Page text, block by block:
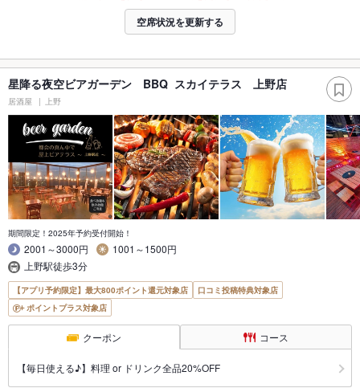
空席状況を更新する
星降る夜空ビアガーデン BBQ スカイテラス 上野店
居酒屋 上野
期間限定！2025年予約受付開始！
2001～3000円
1001～1500円
上野駅徒歩3分
【アプリ予約限定】最大800ポイント還元対象店
口コミ投稿特典対象店
ポイントプラス対象店
クーポン コース
【毎日使える♪】料理 or ドリンク全品20%OFF